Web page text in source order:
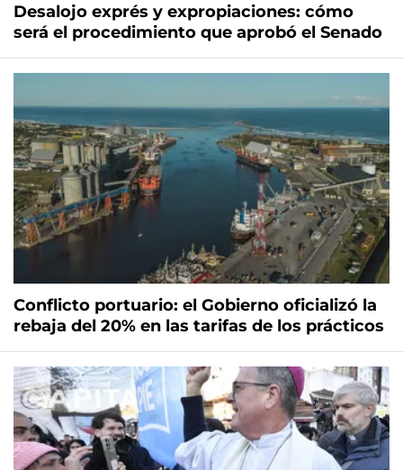
Desalojo exprés y expropiaciones: cómo
será el procedimiento que aprobó el Senado
Conflicto portuario: el Gobierno oficializó la
rebaja del 20% en las tarifas de los prácticos